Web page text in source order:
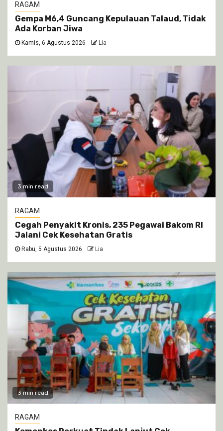
RAGAM
Gempa M6,4 Guncang Kepulauan Talaud, Tidak
Ada Korban Jiwa
Kamis, 6 Agustus 2026 Lia
3 min read
RAGAM
Cegah Penyakit Kronis, 235 Pegawai Bakom RI
Jalani Cek Kesehatan Gratis
Rabu, 5 Agustus 2026 Lia
3 min read
RAGAM